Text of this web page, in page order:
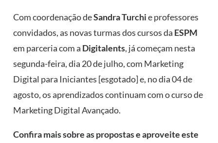
Com coordenação deSandra Turchie professores
convidados, as novas turmas dos cursos da ESPM
em parceria com a Digitalents, já começam nesta
segunda-feira, dia 20 de julho, com Marketing
Digital para Iniciantes [esgotado] e, no dia 04 de
agosto, os aprendizados continuam com o curso de
Marketing Digital Avançado.
Confira mais sobre as propostas e aproveite este